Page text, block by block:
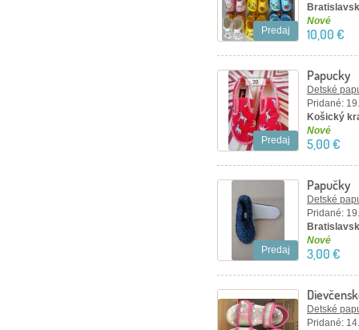
Predaj
Nové
10,00 €
Predaj
Papucky
Detské
Pridané:
Košický
Nové
5,00 €
Predaj
Papučky
Detské
Pridané:
Nové
3,00 €
Detské
Pridané: